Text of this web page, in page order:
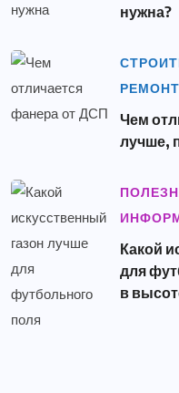
нужна?
РЕМОНТ
Чем
лучше,
Какой
для
в